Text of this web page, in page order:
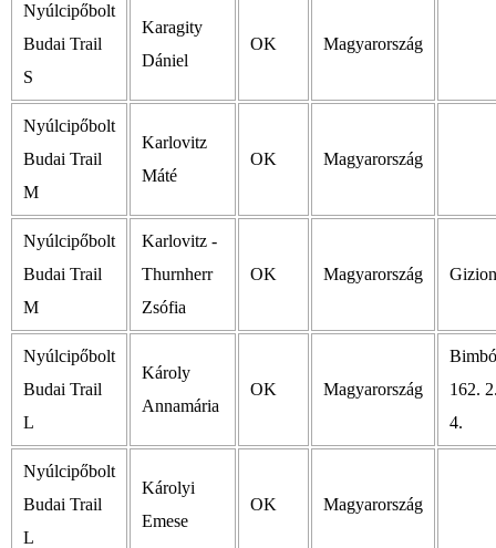
Nyúlcipőbolt
Budai Trail
S
Karagity
Dániel
OK Magyarország
Nyúlcipőbolt
Budai Trail
M
Karlovitz
Máté
OK Magyarország
Nyúlcipőbolt
Budai Trail
M
Karlovitz -
Thurnherr
Zsófia
OK Magyarország
Nyúlcipőbolt
Budai Trail
L
Károly
Annamária
OK Magyarország
162.
4.
Nyúlcipőbolt
Budai Trail
L
Károlyi
Emese
OK Magyarország